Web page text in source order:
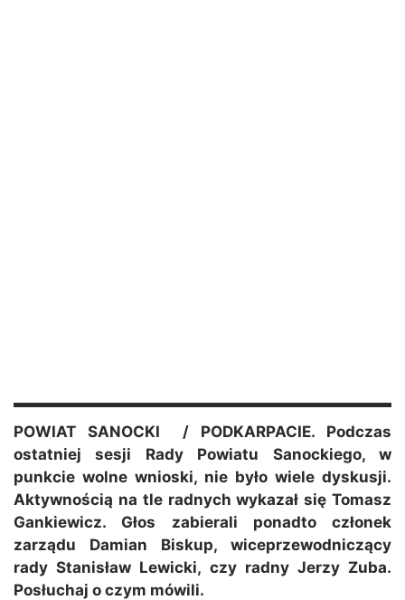
POWIAT SANOCKI / PODKARPACIE. Podczas
ostatniej sesji Rady Powiatu Sanockiego, w
punkcie wolne wnioski, nie było wiele dyskusji.
Aktywnością na tle radnych wykazał się Tomasz
Gankiewicz. Głos zabierali ponadto członek
zarządu Damian Biskup, wiceprzewodniczący
rady Stanisław Lewicki, czy radny Jerzy Zuba.
Posłuchaj o czym mówili.